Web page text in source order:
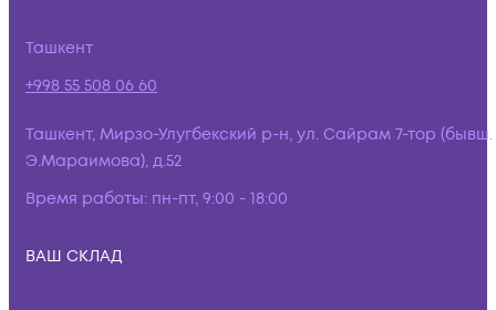
Ташкент
+998 55 508 06 60
Ташкент, Мирзо-Улугбекский р-н, ул. Сайрам 7-тор (бывш.
Э.Мараимова), д.52
Время работы: пн-пт, 9:00 - 18:00
ВАШ СКЛАД